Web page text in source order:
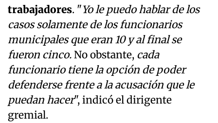
trabajadores. "Yo le puedo hablar de los
casos solamente de los funcionarios
municipales que eran 10 y al final se
fueron cinco.No obstante, cada
funcionario tiene la opción de poder
defenderse frente a la acusación que le
puedan hacer", indicó el dirigente
gremial.